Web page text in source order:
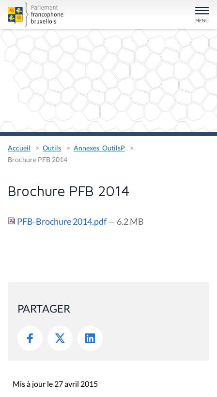
Accueil Outils
Annexes_OutilsP
Brochure PFB 2014
Brochure PFB 2014
PFB-Brochure 2014.pdf— 6.2 MB
PARTAGER
Mis à jour le 27 avril 2015